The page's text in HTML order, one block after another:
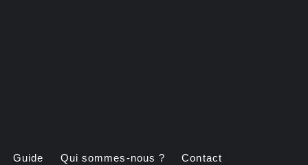
Guide Qui sommes-nous ? Contact